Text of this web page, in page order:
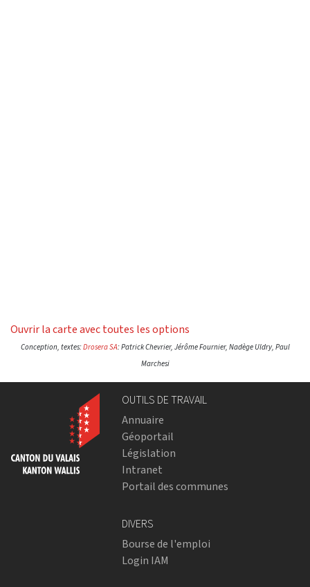
Ouvrir la carte avec toutes les options
Conception, textes:Drosera SA: Patrick Chevrier, Jérôme Fournier, Nadège Uldry, Paul
Marchesi
OUTILS DE TRAVAIL
Annuaire
Géoportail
Législation
Intranet
Portail des communes
DIVERS
Bourse de l'emploi
Login IAM